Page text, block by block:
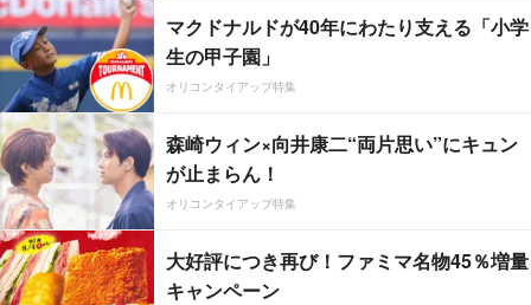
マクドナルドが40年にわたり支える「小学
生の甲子園」
オリコンタイアップ特集
森崎ウィン×向井康二“両片思い”にキュン
が止まらん！
オリコンタイアップ特集
大好評につき再び！ファミマ名物45％増量
キャンペーン